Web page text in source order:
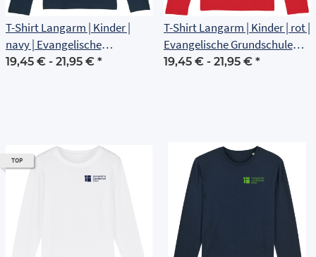
T-Shirt Langarm | Kinder |
navy | Evangelische
Grundschule Erfurt
19,45 € - 21,95 € *
T-Shirt Langarm | Kinder | rot |
Evangelische Grundschule
Erfurt
19,45 € - 21,95 € *
TOP